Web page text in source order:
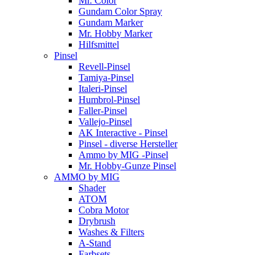
Gundam Color Spray
Gundam Marker
Mr. Hobby Marker
Hilfsmittel
Pinsel
Revell-Pinsel
Tamiya-Pinsel
Italeri-Pinsel
Humbrol-Pinsel
Faller-Pinsel
Vallejo-Pinsel
AK Interactive - Pinsel
Pinsel - diverse Hersteller
Ammo by MIG -Pinsel
Mr. Hobby-Gunze Pinsel
AMMO by MIG
Shader
ATOM
Cobra Motor
Drybrush
Washes & Filters
A-Stand